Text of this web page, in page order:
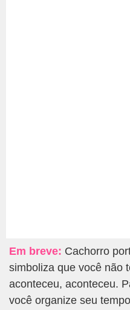
Em breve: Cachorro
simboliza que você não
aconteceu, aconteceu.
você organize seu